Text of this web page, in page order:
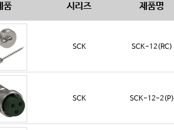
품 시리즈 제품명
SCK SCK-12(RC)
SCK SCK-12-2(P)